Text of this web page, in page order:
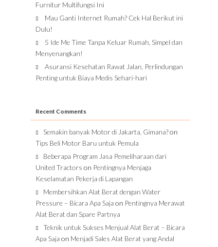
Furnitur Multifungsi Ini
Mau Ganti Internet Rumah? Cek Hal Berikut ini
Dulu!
5 Ide Me Time Tanpa Keluar Rumah, Simpel dan
Menyenangkan!
Asuransi Kesehatan Rawat Jalan, Perlindungan
Penting untuk Biaya Medis Sehari-hari
Recent Comments
Semakin banyak Motor di Jakarta, Gimana?on
Tips Beli Motor Baru untuk Pemula
Beberapa Program Jasa Pemeliharaan dari
United Tractors on Pentingnya Menjaga
Keselamatan Pekerja di Lapangan
Membersihkan Alat Berat dengan Water
Pressure – Bicara Apa Saja on Pentingnya Merawat
Alat Berat dan Spare Partnya
Teknik untuk Sukses Menjual Alat Berat – Bicara
Apa Saja on Menjadi Sales Alat Berat yang Andal